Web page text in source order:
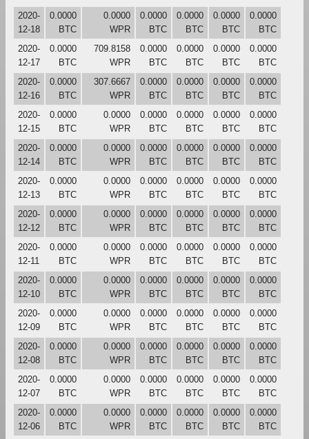
2020-
12-18
0.0000
BTC
0.0000
WPR
0.0000
BTC
0.0000
BTC
0.0000
BTC
0.0000
BTC
2020-
12-17
0.0000
BTC
709.8158
WPR
0.0000
BTC
0.0000
BTC
0.0000
BTC
0.0000
BTC
2020-
12-16
0.0000
BTC
307.6667
WPR
0.0000
BTC
0.0000
BTC
0.0000
BTC
0.0000
BTC
2020-
12-15
0.0000
BTC
0.0000
WPR
0.0000
BTC
0.0000
BTC
0.0000
BTC
0.0000
BTC
2020-
12-14
0.0000
BTC
0.0000
WPR
0.0000
BTC
0.0000
BTC
0.0000
BTC
0.0000
BTC
2020-
12-13
0.0000
BTC
0.0000
WPR
0.0000
BTC
0.0000
BTC
0.0000
BTC
0.0000
BTC
2020-
12-12
0.0000
BTC
0.0000
WPR
0.0000
BTC
0.0000
BTC
0.0000
BTC
0.0000
BTC
2020-
12-11
0.0000
BTC
0.0000
WPR
0.0000
BTC
0.0000
BTC
0.0000
BTC
0.0000
BTC
2020-
12-10
0.0000
BTC
0.0000
WPR
0.0000
BTC
0.0000
BTC
0.0000
BTC
0.0000
BTC
2020-
12-09
0.0000
BTC
0.0000
WPR
0.0000
BTC
0.0000
BTC
0.0000
BTC
0.0000
BTC
2020-
12-08
0.0000
BTC
0.0000
WPR
0.0000
BTC
0.0000
BTC
0.0000
BTC
0.0000
BTC
2020-
12-07
0.0000
BTC
0.0000
WPR
0.0000
BTC
0.0000
BTC
0.0000
BTC
0.0000
BTC
2020-
12-06
0.0000
BTC
0.0000
WPR
0.0000
BTC
0.0000
BTC
0.0000
BTC
0.0000
BTC